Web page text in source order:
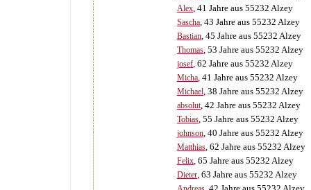
Alex, 41 Jahre aus 55232 Alzey
Sascha, 43 Jahre aus 55232 Alzey
Bastian, 45 Jahre aus 55232 Alzey
Thomas, 53 Jahre aus 55232 Alzey
josef, 62 Jahre aus 55232 Alzey
Micha, 41 Jahre aus 55232 Alzey
Michael, 38 Jahre aus 55232 Alzey
absolut, 42 Jahre aus 55232 Alzey
Tobias, 55 Jahre aus 55232 Alzey
johnson, 40 Jahre aus 55232 Alzey
Matthias, 62 Jahre aus 55232 Alzey
Felix, 65 Jahre aus 55232 Alzey
Dieter, 63 Jahre aus 55232 Alzey